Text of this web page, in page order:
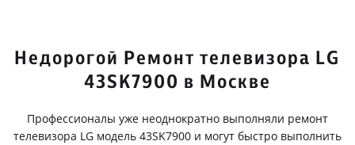
Недорогой Ремонт телевизора LG
43SK7900 в Москве
Профессионалы уже неоднократно выполняли ремонт
телевизора LG модель 43SK7900 и могут быстро выполнить